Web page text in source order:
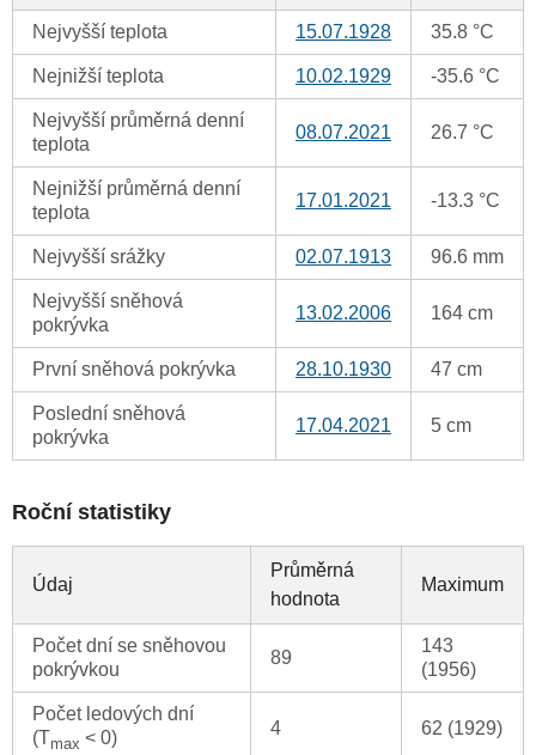
Nejvyšší teplota 15.07.1928 35.8 °C
Nejnižší teplota 10.02.1929 -35.6 °C
Nejvyšší průměrná denní
teplota
08.07.2021 26.7 °C
Nejnižší průměrná denní
teplota
17.01.2021 -13.3 °C
Nejvyšší srážky 02.07.1913 96.6 mm
Nejvyšší sněhová
pokrývka
13.02.2006 164 cm
První sněhová pokrývka 28.10.1930 47 cm
Poslední sněhová
pokrývka
17.04.2021 5 cm
Roční statistiky
Údaj
Průměrná
hodnota
Maximum
Počet dní se sněhovou
pokrývkou
89
143
(1956)
Počet ledových dní
(Tmax < 0) 4 62 (1929)